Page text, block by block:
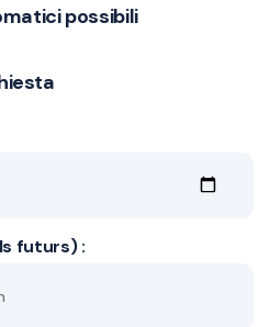
possibili
futurs) :